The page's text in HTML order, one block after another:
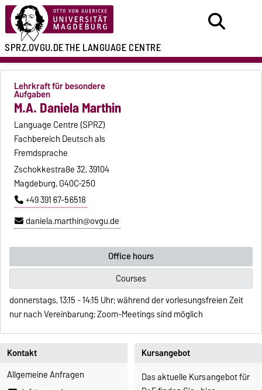
SPRZ.OVGU.DETHE LANGUAGE CENTRE
Lehrkraft für besondere
Aufgaben
M.A. Daniela Marthin
Language Centre (SPRZ)
Fachbereich Deutsch als
Fremdsprache
Zschokkestraße 32, 39104
Magdeburg, G40C-250
+49 391 67-56518
daniela.marthin@ovgu.de
Office hours
Courses
donnerstags, 13:15 - 14:15 Uhr; während der vorlesungsfreien Zeit
nur nach Vereinbarung; Zoom-Meetings sind möglich
Kontakt
Allgemeine Anfragen
Kursangebot
Das aktuelle Kursangebot für